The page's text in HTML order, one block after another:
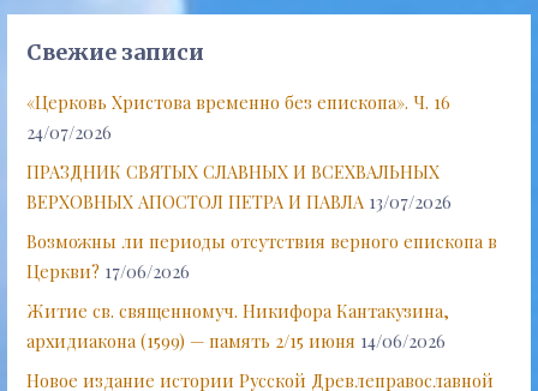
Свежие записи
«Церковь Христова временно без епископа». Ч. 16
24/07/2026
ПРАЗДНИК СВЯТЫХ СЛАВНЫХ И ВСЕХВАЛЬНЫХ
ВЕРХОВНЫХ АПОСТОЛ ПЕТРА И ПАВЛА 13/07/2026
Возможны ли периоды отсутствия верного епископа в
Церкви? 17/06/2026
Житие св. священномуч. Никифора Кантакузина,
архидиакона (1599) — память 2/15 июня 14/06/2026
Новое издание истории Русской Древлеправославной